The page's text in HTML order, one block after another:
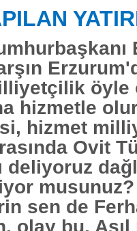
öyle
hizmetle
hizmet
Ovit
deliyoruz
sen de
olay bu.